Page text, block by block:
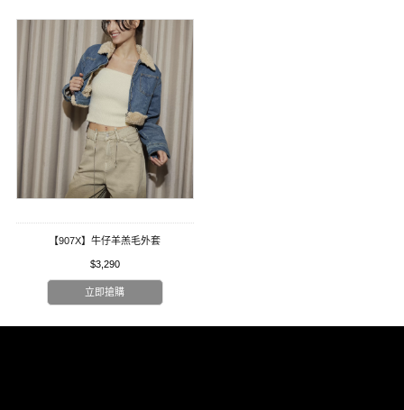
【907X】牛仔羊羔毛外套
$3,290
立即搶購